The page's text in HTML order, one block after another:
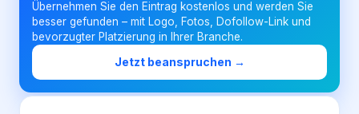
Firma eintragen
Übernehmen Sie den Eintrag kostenlos und werden Sie
besser gefunden – mit Logo, Fotos, Dofollow-Link und
bevorzugter Platzierung in Ihrer Branche.
Jetzt beanspruchen →